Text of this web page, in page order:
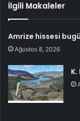
İlgili Makaleler
Amrize hissesi
Ağustos 8, 2026